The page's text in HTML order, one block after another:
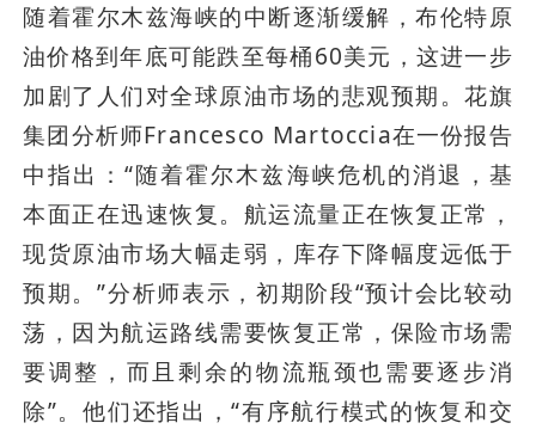
随着霍尔木兹海峡的中断逐渐缓解，布伦特原
油价格到年底可能跌至每桶60美元，这进一步
加剧了人们对全球原油市场的悲观预期。花旗
集团分析师Francesco Martoccia在一份报告
中指出：“随着霍尔木兹海峡危机的消退，基
本面正在迅速恢复。航运流量正在恢复正常，
现货原油市场大幅走弱，库存下降幅度远低于
预期。”分析师表示，初期阶段“预计会比较动
荡，因为航运路线需要恢复正常，保险市场需
要调整，而且剩余的物流瓶颈也需要逐步消
除”。他们还指出，“有序航行模式的恢复和交